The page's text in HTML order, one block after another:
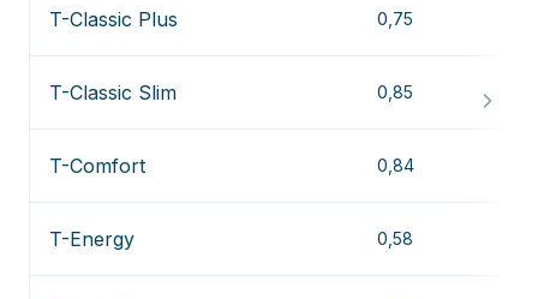
T-Classic Plus 0,75
T-Classic Slim 0,85
T-Comfort 0,84
T-Energy 0,58